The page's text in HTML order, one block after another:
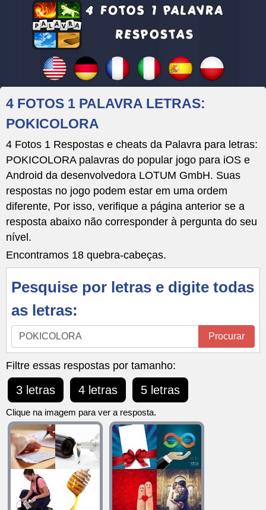
4 FOTOS 1 PALAVRA LETRAS:
POKICOLORA
4 Fotos 1 Respostas e cheats da Palavra para letras:
POKICOLORA palavras do popular jogo para iOS e
Android da desenvolvedora LOTUM GmbH. Suas
respostas no jogo podem estar em uma ordem
diferente, Por isso, verifique a página anterior se a
resposta abaixo não corresponder à pergunta do seu
nível.
Encontramos 18 quebra-cabeças.
Pesquise por letras e digite todas
as letras:
Pesquise
por
letras
e
digite
todas
as
letras:
Procurar
Filtre essas respostas por tamanho:
3 letras 4 letras 5 letras
Clique na imagem para ver a resposta.